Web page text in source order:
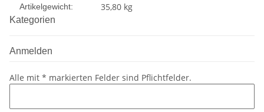
Artikelgewicht: 35,80 kg
Kategorien
Anmelden
Alle mit * markierten Felder sind Pflichtfelder.